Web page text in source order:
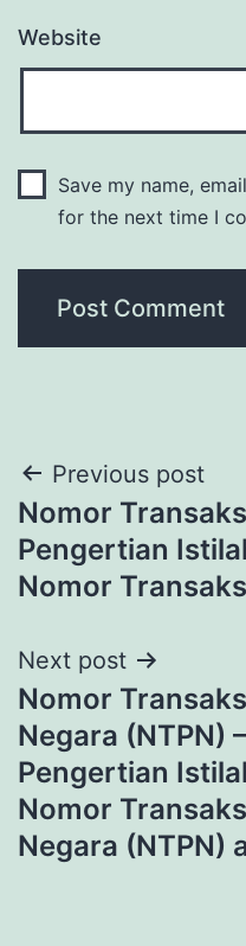
Website
Save my name,
for the next time I
Post
navigation
Previous post
Nomor
Pengertian
Nomor
Next post
Nomor
Negara (NTPN)
Pengertian
Nomor
Negara (NTPN)